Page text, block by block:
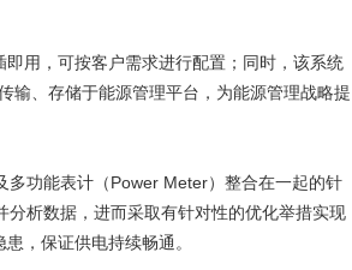
用，可按客户需求进行配置；同时，该系统
输、存储于能源管理平台，为能源管理战略提
多功能表计（Power Meter）整合在一起的针
析数据，进而采取有针对性的优化举措实现
，保证供电持续畅通。